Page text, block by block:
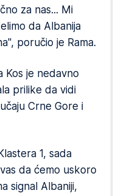
za nas... Mi
da Albanija
poručio je Rama.
Kos je nedavno
prilike da vidi
Crne Gore i
1, sada
da ćemo uskoro
signal Albaniji,